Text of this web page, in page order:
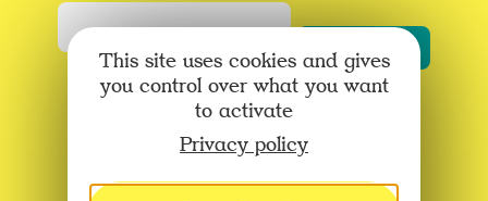
S’inscrire
aux
newsletters
l’AJAL
Envoyer
Devenez Bénévoles !
This site uses cookies and gives
you control over what you want
to activate
Privacy policy